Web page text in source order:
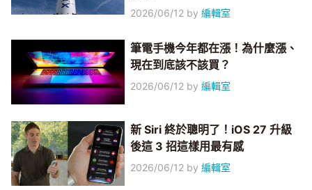
2026/06/12 by編輯室
筆電手機今年都在漲！為什麼漲、
現在到底該不該買？
2026/06/12 by編輯室
新 Siri 終於聰明了！iOS 27 升級
後這 3 招這樣用最有感
2026/06/12 by編輯室